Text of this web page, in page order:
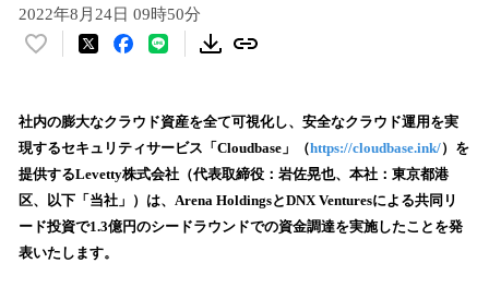
2022年8月24日 09時50分
い
！
数
を
読
込
み
社内の膨大なクラウド資産を全て可視化し、安全なクラウド運用を実
現するセキュリティサービス「Cloudbase」（https://cloudbase.ink/）を
提供するLevetty株式会社（代表取締役：岩佐晃也、本社：東京都港
区、以下「当社」）は、Arena HoldingsとDNX Venturesによる共同リ
ード投資で1.3億円のシードラウンドでの資金調達を実施したことを発
表いたします。